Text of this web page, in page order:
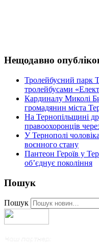
Нещодавно
Тролейбусний парк
тролейбусами
Кардиналу Миколі
громадянин міста
На Тернопільщині
правоохоронців через
У Тернополі
воєнного стану
Пантеон Героїв у
об’єднує покоління
Пошук
Пошук